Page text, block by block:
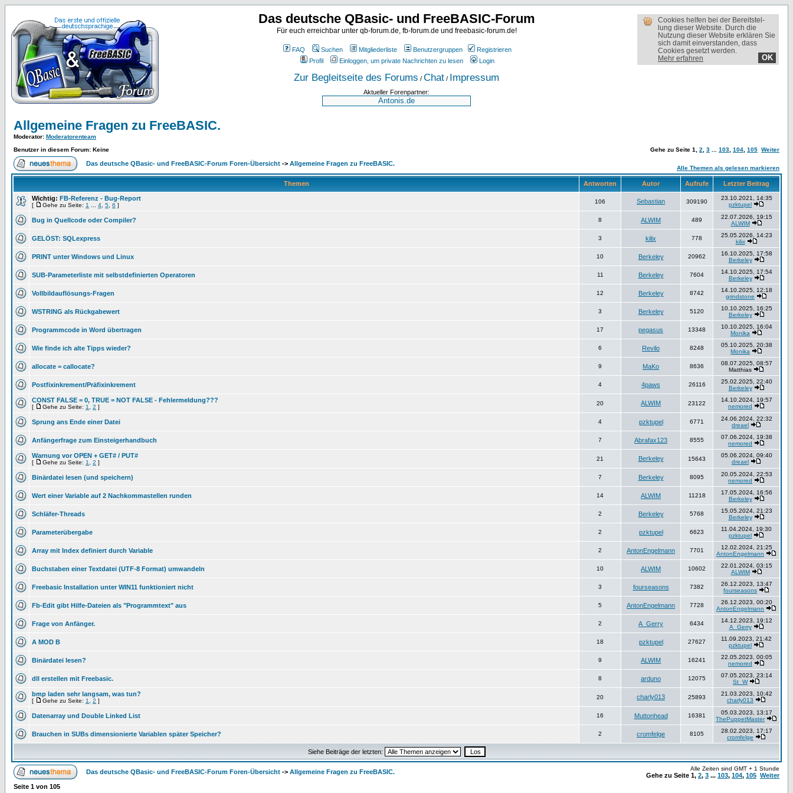
Cookies helfen bei der Bereit­stel­
lung dieser Website. Durch die
Nutzung dieser Website erklären Sie
sich damit einverstanden, dass
Cookies gesetzt werden.
Mehr erfahren
OK
Das deutsche QBasic- und FreeBASIC-Forum
Für euch erreichbar unter qb-forum.de, fb-forum.de und freebasic-forum.de!
FAQ Suchen Mitgliederliste Benutzergruppen
Registrieren
Profil
Einloggen, um private Nachrichten zu lesen Login
Zur Begleitseite des Forums / Chat / Impressum
Aktueller Forenpartner:
Allgemeine Fragen zu FreeBASIC.
Moderator: Moderatorenteam
Benutzer in diesem Forum: Keine
Gehe zu Seite 1 2 3 103 104 105 Weiter
Das deutsche QBasic- und FreeBASIC-Forum Foren-Übersicht -> Allgemeine Fragen zu FreeBASIC.
Alle Themen als gelesen markieren
Themen Antworten Autor Aufrufe Letzter Beitrag
Wichtig: FB-Referenz - Bug-Report
[ Gehe zu Seite: 1 4 5 6 ]
106 Sebastian 309190
23.10.2021, 14:35
pzktupel
Bug in Quellcode oder Compiler? 8 ALWIM 489
22.07.2026, 19:15
ALWIM
GELÖST: SQLexpress 3 kilix 778
25.05.2026, 14:23
kilix
PRINT unter Windows und Linux 10 Berkeley 20962
16.10.2025, 17:58
Berkeley
SUB-Parameterliste mit selbstdefinierten Operatoren 11 Berkeley 7604
14.10.2025, 17:54
Berkeley
Vollbildauflösungs-Fragen 12 Berkeley 8742
14.10.2025, 12:18
grindstone
WSTRING als Rückgabewert 3 Berkeley 5120
10.10.2025, 16:25
Berkeley
Programmcode in Word übertragen 17 pegasus 13348
10.10.2025, 16:04
Monika
Wie finde ich alte Tipps wieder? 6 Revilo 8248
05.10.2025, 20:38
Monika
allocate = callocate? 9 MaKo 8636
08.07.2025, 08:57
Matthias
Postfixinkrement/Präfixinkrement 4 4paws 26116
25.02.2025, 22:40
Berkeley
CONST FALSE = 0, TRUE = NOT FALSE - Fehlermeldung???
[ Gehe zu Seite: 1 2 ]
20 ALWIM 23122
14.10.2024, 19:57
nemored
Sprung ans Ende einer Datei 4 pzktupel 6771
24.06.2024, 22:32
dreael
Anfängerfrage zum Einsteigerhandbuch 7 Abrafax123 8555
07.06.2024, 19:38
nemored
Warnung vor OPEN + GET# / PUT#
[ Gehe zu Seite: 1 2 ]
21 Berkeley 15643
05.06.2024, 09:40
dreael
Binärdatei lesen (und speichern) 7 Berkeley 8095
20.05.2024, 22:53
nemored
Wert einer Variable auf 2 Nachkommastellen runden 14 ALWIM 11218
17.05.2024, 16:56
Berkeley
Schläfer-Threads 2 Berkeley 5768
15.05.2024, 21:23
Berkeley
Parameterübergabe 2 pzktupel 6623
11.04.2024, 19:30
pzktupel
Array mit Index definiert durch Variable 2 AntonEngelmann 7701
12.02.2024, 21:25
AntonEngelmann
Buchstaben einer Textdatei (UTF-8 Format) umwandeln 10 ALWIM 10602
22.01.2024, 03:15
ALWIM
Freebasic Installation unter WIN11 funktioniert nicht 3 fourseasons 7382
26.12.2023, 13:47
fourseasons
Fb-Edit gibt Hilfe-Dateien als "Programmtext" aus 5 AntonEngelmann 7728
26.12.2023, 00:20
AntonEngelmann
Frage von Anfänger. 2 A_Gerry 6434
14.12.2023, 19:12
A_Gerry
A MOD B 18 pzktupel 27627
11.09.2023, 21:42
pzktupel
Binärdatei lesen? 9 ALWIM 16241
22.05.2023, 00:05
nemored
dll erstellen mit Freebasic. 8 arduno 12075
07.05.2023, 23:14
St_W
bmp laden sehr langsam, was tun?
[ Gehe zu Seite: 1 2 ]
20 charly013 25893
21.03.2023, 10:42
charly013
Datenarray und Double Linked List 16 Muttonhead 16381
05.03.2023, 13:17
ThePuppetMaster
Brauchen in SUBs dimensionierte Variablen später Speicher? 2 cromfelge 8105
28.02.2023, 17:17
cromfelge
Siehe Beiträge der letzten:
Das deutsche QBasic- und FreeBASIC-Forum Foren-Übersicht -> Allgemeine Fragen zu FreeBASIC. Alle Zeiten sind GMT + 1 Stunde
Gehe zu Seite 1, 2, 3 ... 103, 104, 105 Weiter
Seite 1 von 105